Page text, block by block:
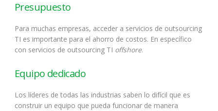
Presupuesto
Para muchas empresas, acceder a servicios de outsourcing
TI es importante para el ahorro de costos. En específico
con servicios de outsourcing TI offshore.
Equipo dedicado
Los líderes de todas las industrias saben lo difícil que es
construir un equipo que pueda funcionar de manera